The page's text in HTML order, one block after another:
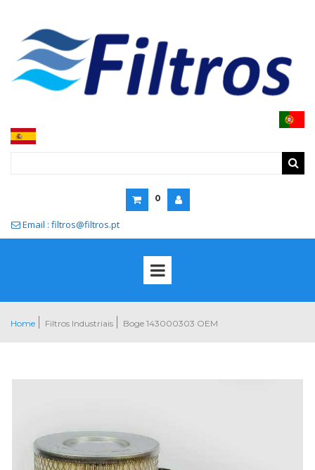
0
 Email : filtros@filtros.pt
Home Filtros Industriais Boge 143000303 OEM